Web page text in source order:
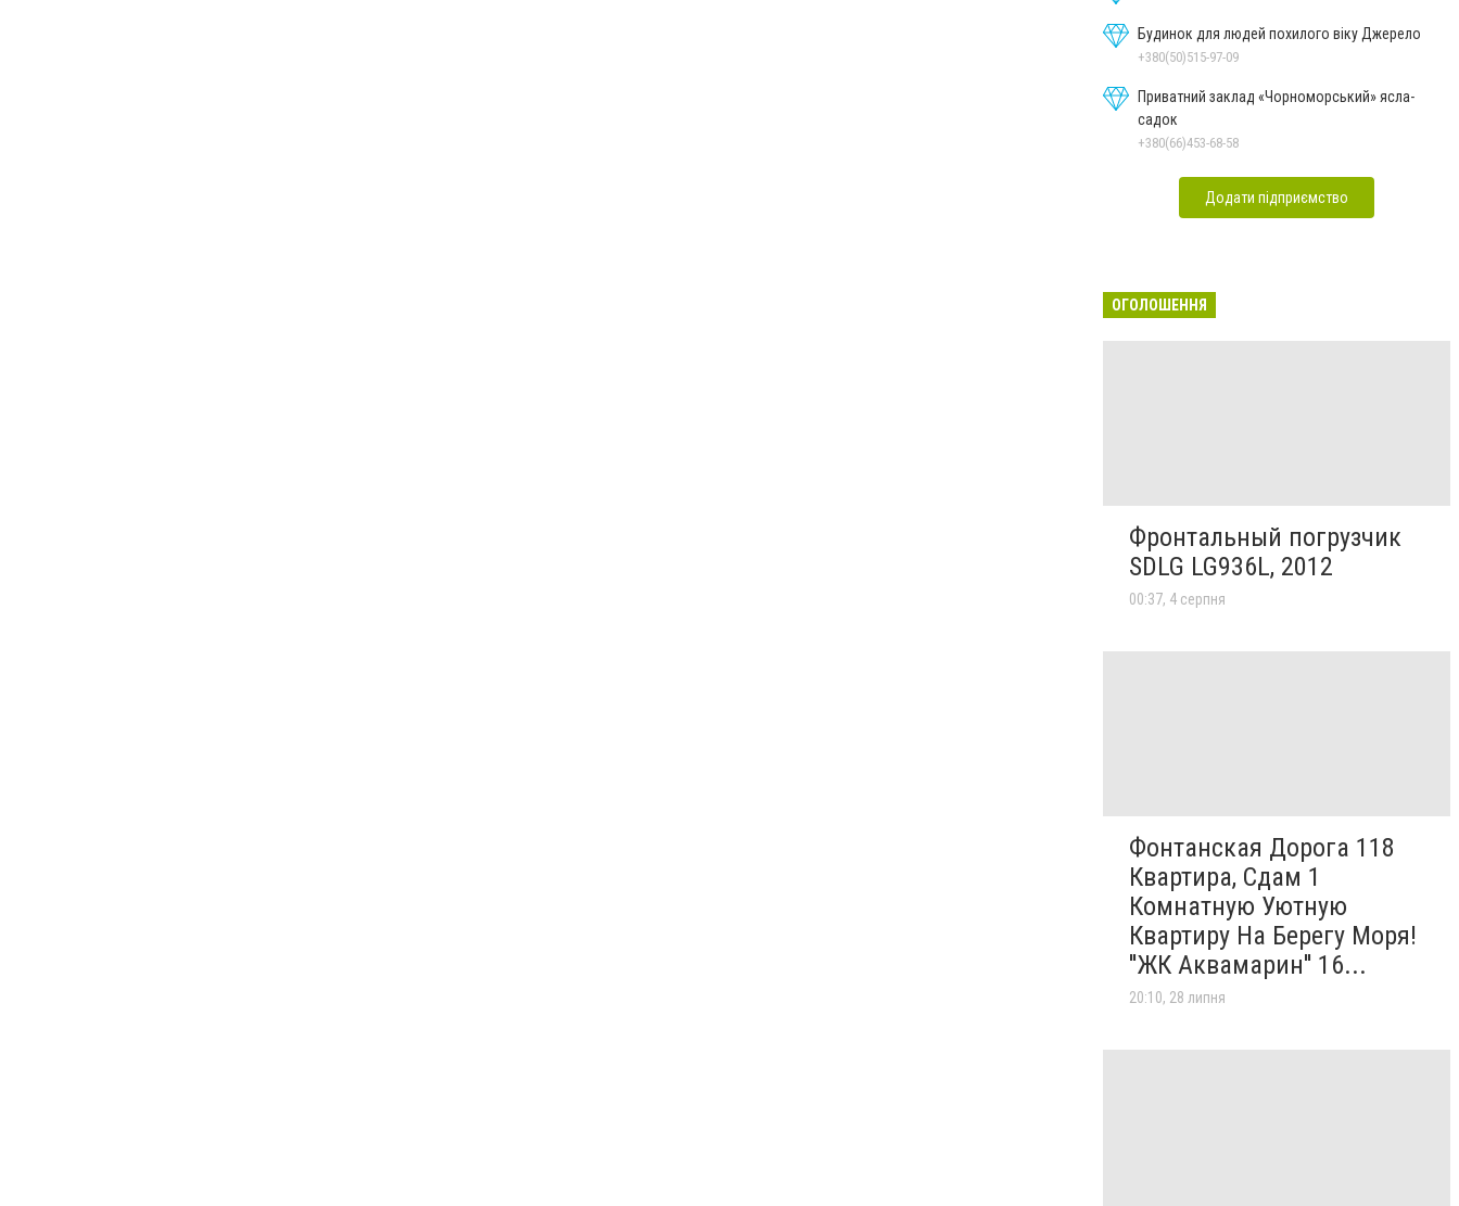
Будинок для людей похилого віку Джерело
+380(50)515-97-09
Приватний заклад «Чорноморський» ясла-
садок
+380(66)453-68-58
Додати підприємство
ОГОЛОШЕННЯ
Фронтальный погрузчик
SDLG LG936L, 2012
00:37, 4 серпня
Фонтанская Дорога 118
Квартира, Сдам 1
Комнатную Уютную
Квартиру На Берегу Моря!
''ЖК Аквамарин'' 16...
20:10, 28 липня